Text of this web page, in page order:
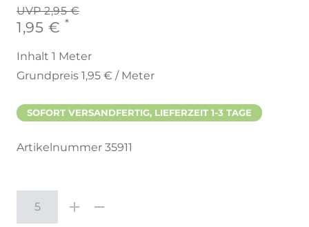
UVP 2,95 €
1,95 € *
Inhalt 1 Meter
Grundpreis 1,95 € / Meter
SOFORT VERSANDFERTIG, LIEFERZEIT 1-3 TAGE
Artikelnummer 35911